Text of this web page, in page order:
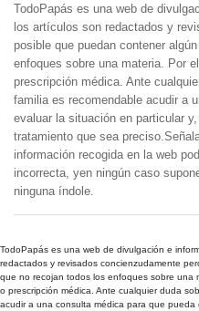
TodoPapás es una web de
los artículos son redactados y
posible que puedan contener
enfoques sobre una materia. Por
prescripción médica. Ante
familia es recomendable acudir a
evaluar la situación en particular
tratamiento que sea
información recogida en la web
incorrecta, yen ningún caso
ninguna índole.
TodoPapás es una web de divulgación e
redactados y revisados concienzudamente
que no recojan todos los enfoques sobre una
o prescripción médica. Ante cualquier duda
acudir a una consulta médica para que pueda